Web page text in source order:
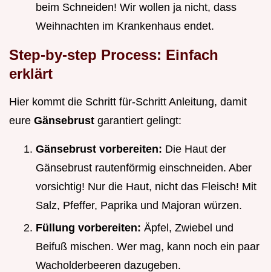
beim Schneiden! Wir wollen ja nicht, dass
Weihnachten im Krankenhaus endet.
Step-by-step Process: Einfach
erklärt
Hier kommt die Schritt für-Schritt Anleitung, damit
eure Gänsebrust garantiert gelingt:
Gänsebrust vorbereiten: Die Haut der
Gänsebrust rautenförmig einschneiden. Aber
vorsichtig! Nur die Haut, nicht das Fleisch! Mit
Salz, Pfeffer, Paprika und Majoran würzen.
Füllung vorbereiten: Äpfel, Zwiebel und
Beifuß mischen. Wer mag, kann noch ein paar
Wacholderbeeren dazugeben.